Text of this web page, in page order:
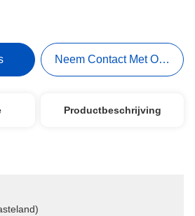
Neem Contact Met Ons Op
Productbeschrijving